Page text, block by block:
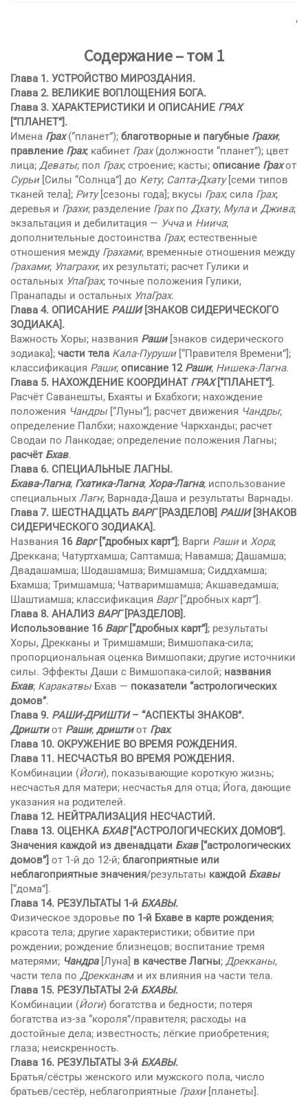
‘
Содержание – том 1
Глава 1. УСТРОЙСТВО МИРОЗДАНИЯ.
Глава 2. ВЕЛИКИЕ ВОПЛОЩЕНИЯ БОГА.
Глава 3. ХАРАКТЕРИСТИКИ И ОПИСАНИЕ ГРАХ
[“ПЛАНЕТ”].
Имена Грах(“планет”); благотворные и пагубные Грахи;
правление Грах; кабинет Грах(должности “планет”); цвет
лица; Деваты; пол Грах; строение; касты; описание Грахот
Сyрьи[Силы “Солнца”] до Кету; Сапта-Дхату[семи типов
тканей тела]; Риту[сезоны года]; вкусы Грах; сила Грах;
деревья и Грахи; разделение Грахпо Дхату, Мyлаи Джива;
экзальтация и дебилитация — Уччаи Ниича;
дополнительные достоинства Грах; естественные
отношения между Грахами; временные отношения между
Грахами; Упаграхи; их результаті; расчет Гулики и
остальных УпаГрах; точные положения Гулики,
Прaнапады и остальных УпаГрах.
Глава 4. ОПИСАНИЕ РAШИ[ЗНАКОВ СИДЕРИЧЕСКОГО
ЗОДИАКА].
Важность Хоры; названия Рaши[знаков сидерического
зодиака]; части тела Кaла-Пуруши[“Правителя Времени”];
классификация Рaши; описание 12 Рaши; Нишека-Лагна.
Глава 5. НАХОЖДЕНИЕ КООРДИНАТ ГРАХ[“ПЛАНЕТ”].
Расчёт Сaванешты, Бхаяты и Бхабхоги; нахождение
положения Чандры[“Луны”]; расчет движения Чандры;
определение Палбхи; нахождение Чаркханды; расчет
Сводаи по Ланкодае; определение положения Лагны;
расчёт Бхaв.
Глава 6. СПЕЦИАЛЬНЫЕ ЛАГНЫ .
Бхaва-Лагна; Гхатика-Лагна; Хора-Лагна; использование
специальных Лагн; Варнада-Даша и результаты Варнады.
Глава 7. ШЕСТНАДЦАТЬ ВАРГ[РАЗДЕЛОВ] РAШИ[ЗНАКОВ
СИДЕРИЧЕСКОГО ЗОДИАКА].
Названия 16 Варг[“дробных карт”] ; Варги Рaшии Хора;
Дреккана; Чатуртхaмша; Саптaмша; Навaмша; Дашaмша;
Двaдашaмша; Шодашaмша; Вимшaмша; Сиддхaмша;
Бхaмша; Тримшaмша; Чатваримшaмша; Акшаведaмша;
Шаштиaмша; классификация Варг[“дробных карт”].
Глава 8. АНАЛИЗ ВАРГ[РАЗДЕЛОВ].
Использование 16 Варг[“дробных карт”] ; результаты
Хоры, Дрекканы и Тримшaмши; Вимшопака-сила;
пропорциональная оценка Вимшопаки; другие источники
силы. Эффекты Даши с Вимшопака-силой; названия
Бхaв; КаракатвыБхaв — показатели “астрологических
домов”.
Глава 9. РAШИ-ДРИШТИ– “АСПЕКТЫ ЗНАКОВ”.
Дриштиот Рaши; дриштиот Грах.
Глава 10. ОКРУЖЕНИЕ ВО ВРЕМЯ РОЖДЕНИЯ.
Глава 11. НЕСЧАСТЬЯ ВО ВРЕМЯ РОЖДЕНИЯ.
Комбинации (Йоги), показывающие короткую жизнь;
несчастья для матери; несчастья для отца; Йога, дающие
указания на родителей.
Глава 12. НЕЙТРАЛИЗАЦИЯ НЕСЧАСТИЙ.
Глава 13. ОЦЕНКА БХAВ[“АСТРОЛОГИЧЕСКИХ ДОМОВ”].
Значения каждой из двенадцати Бхaв[“астрологических
домов”] от 1-й до 12-й; благоприятные или
неблагоприятные значения/результаты каждой Бхaвы
[“дома”].
Глава 14. РЕЗУЛЬТАТЫ 1-й БХAВЫ.
Физическое здоровье по 1-й Бхаве в карте рождения;
красота тела; другие характеристики; обвитие при
рождении; рождение близнецов; воспитание тремя
матерями; Чандра[Луна] в качестве Лагны; Дрекканы,
части тела по Дрекканам и их влияния на части тела.
Глава 15. РЕЗУЛЬТАТЫ 2-й БХAВЫ.
Комбинации (Йоги) богатства и бедности; потеря
богатства из-за “короля”/правителя; расходы на
достойные дела; известность; лёгкие приобретения;
глаза; неискренность.
Глава 16. РЕЗУЛЬТАТЫ 3-й БХAВЫ.
Братья/сёстры женского или мужского пола, число
братьев/сестёр, неблагоприятные Грахи[планеты].